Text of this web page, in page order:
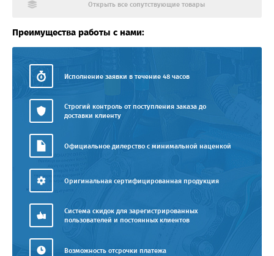
Открыть все сопутствующие товары
Преимущества работы с нами:
Исполнение заявки в течение 48 часов
Строгий контроль от поступления заказа до
доставки клиенту
Официальное дилерство с минимальной наценкой
Оригинальная сертифицированная продукция
Система скидок для зарегистрированных
пользователей и постоянных клиентов
Возможность отсрочки платежа